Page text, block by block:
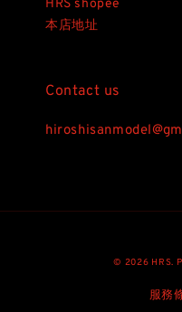
HRS shopee
本店地址
Contact us
© 2026 HRS.
服務